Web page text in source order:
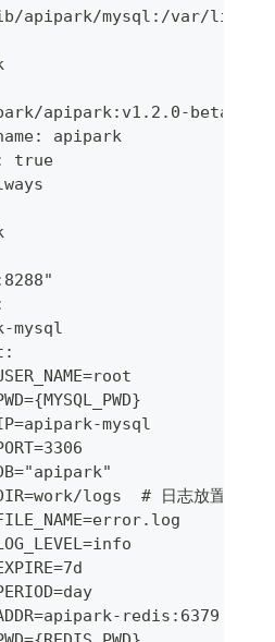
apipark/mysql:/var/lib/
apipark:v1.2.0-beta
apipark
true
mysql
mysql
logs  # 日志放置目录
#
#
redis:6379